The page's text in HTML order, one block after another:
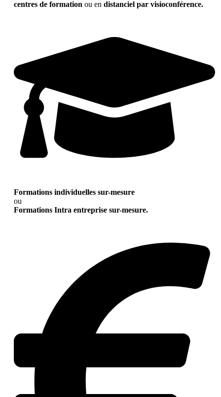
centres de formation ou en distanciel par visioconférence.
Formations individuelles sur-mesure
ou
Formations Intra entreprise sur-mesure.